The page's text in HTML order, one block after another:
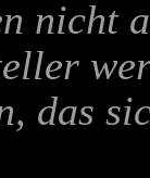
nicht
das